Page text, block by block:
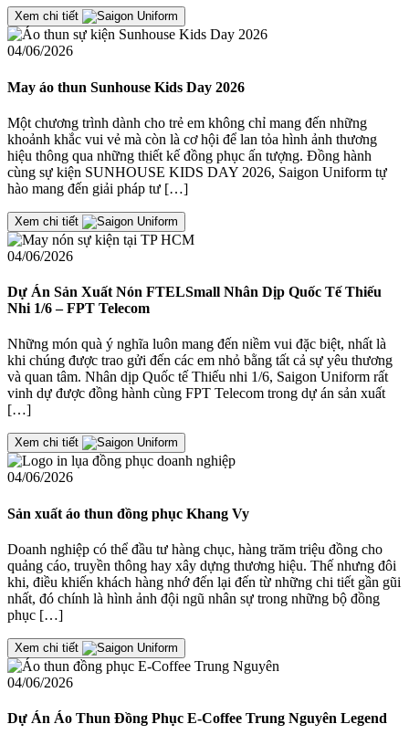
Xem chi tiết
04/06/2026
May áo thun Sunhouse Kids Day 2026
Một chương trình dành cho trẻ em không chỉ mang đến những
khoảnh khắc vui vẻ mà còn là cơ hội để lan tỏa hình ảnh thương
hiệu thông qua những thiết kế đồng phục ấn tượng. Đồng hành
cùng sự kiện SUNHOUSE KIDS DAY 2026, Saigon Uniform tự
hào mang đến giải pháp tư […]
Xem chi tiết
04/06/2026
Dự Án Sản Xuất Nón FTELSmall Nhân Dịp Quốc Tế Thiếu
Nhi 1/6 – FPT Telecom
Những món quà ý nghĩa luôn mang đến niềm vui đặc biệt, nhất là
khi chúng được trao gửi đến các em nhỏ bằng tất cả sự yêu thương
và quan tâm. Nhân dịp Quốc tế Thiếu nhi 1/6, Saigon Uniform rất
vinh dự được đồng hành cùng FPT Telecom trong dự án sản xuất
[…]
Xem chi tiết
04/06/2026
Sản xuất áo thun đồng phục Khang Vy
Doanh nghiệp có thể đầu tư hàng chục, hàng trăm triệu đồng cho
quảng cáo, truyền thông hay xây dựng thương hiệu. Thế nhưng đôi
khi, điều khiến khách hàng nhớ đến lại đến từ những chi tiết gần gũi
nhất, đó chính là hình ảnh đội ngũ nhân sự trong những bộ đồng
phục […]
Xem chi tiết
04/06/2026
Dự Án Áo Thun Đồng Phục E-Coffee Trung Nguyên Legend